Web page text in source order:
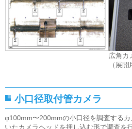
広角カ
（展開
小口径取付管カメラ
φ100mm〜200mmの小口径を調査する
いたカメラヘッドを押し込む形で調査を